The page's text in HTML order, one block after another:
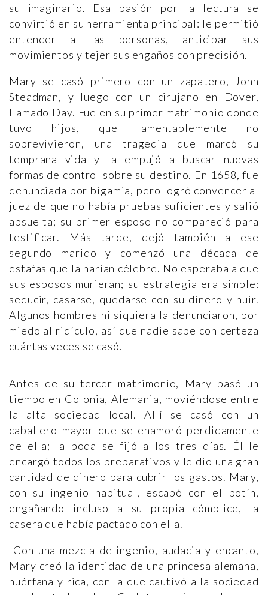
su imaginario. Esa pasión por la lectura se
convirtió en su herramienta principal: le permitió
entender a las personas, anticipar sus
movimientos y tejer sus engaños con precisión.
Mary se casó primero con un zapatero, John
Steadman, y luego con un cirujano en Dover,
llamado Day. Fue en su primer matrimonio donde
tuvo hijos, que lamentablemente no
sobrevivieron, una tragedia que marcó su
temprana vida y la empujó a buscar nuevas
formas de control sobre su destino. En 1658, fue
denunciada por bigamia, pero logró convencer al
juez de que no había pruebas suficientes y salió
absuelta; su primer esposo no compareció para
testificar. Más tarde, dejó también a ese
segundo marido y comenzó una década de
estafas que la harían célebre. No esperaba a que
sus esposos murieran; su estrategia era simple:
seducir, casarse, quedarse con su dinero y huir.
Algunos hombres ni siquiera la denunciaron, por
miedo al ridículo, así que nadie sabe con certeza
cuántas veces se casó.
Antes de su tercer matrimonio, Mary pasó un
tiempo en Colonia, Alemania, moviéndose entre
la alta sociedad local. Allí se casó con un
caballero mayor que se enamoró perdidamente
de ella; la boda se fijó a los tres días. Él le
encargó todos los preparativos y le dio una gran
cantidad de dinero para cubrir los gastos. Mary,
con su ingenio habitual, escapó con el botín,
engañando incluso a su propia cómplice, la
casera que había pactado con ella.
Con una mezcla de ingenio, audacia y encanto,
Mary creó la identidad de una princesa alemana,
huérfana y rica, con la que cautivó a la sociedad